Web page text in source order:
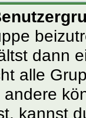
dann
alle
kannst